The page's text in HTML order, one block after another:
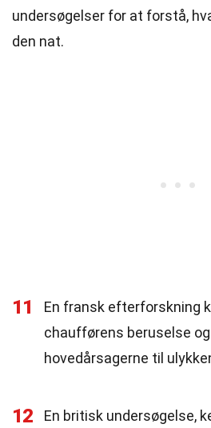
undersøgelser for at forstå,
den nat.
11
En fransk efterforskning
chaufførens beruselse
hovedårsagerne til
12
En britisk undersøgelse,